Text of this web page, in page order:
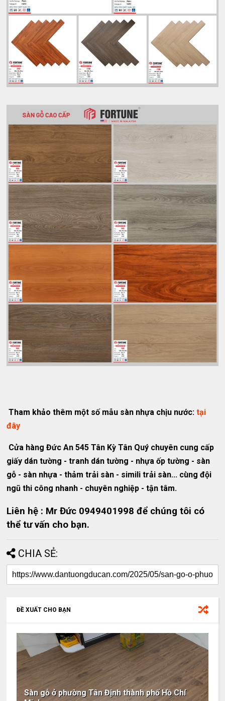
Tham khảo thêm một số mẫu sàn nhựa chịu nước:tại
đây
Cửa hàng Đức An 545 Tân Kỳ Tân Quý chuyên cung cấp
giấy dán tường - tranh dán tường - nhựa ốp tường - sàn
gỗ - sàn nhựa - thảm trải sàn - simili trải sàn... cùng đội
ngũ thi công nhanh - chuyên nghiệp - tận tâm.
Liên hệ : Mr Đức 0949401998 để chúng tôi có
thể tư vấn cho bạn.
CHIA SẺ:
ĐỀ XUẤT CHO BẠN
Sàn gỗ ở phường Tân Định thành phố Hồ Chí